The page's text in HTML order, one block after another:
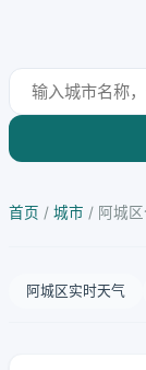
首页 / 城市 / 阿城
阿城区实时天气